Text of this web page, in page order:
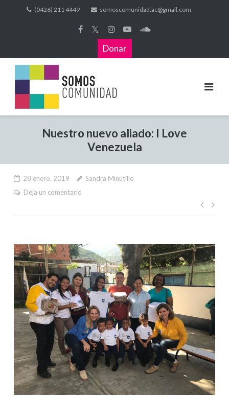
(0426) 211 4449 somoscomunidad.ac@gmail.com
𝕏
Donar
Nuestro nuevo aliado: I Love
Venezuela
28 enero, 2019
Sandra Minutillo
Deja un comentario